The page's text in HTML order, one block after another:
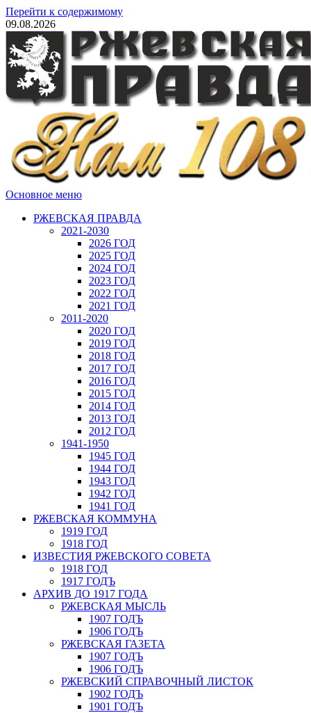
Перейти к содержимому
09.08.2026
Основное меню
РЖЕВСКАЯ ПРАВДА
2021-2030
2026 ГОД
2025 ГОД
2024 ГОД
2023 ГОД
2022 ГОД
2021 ГОД
2011-2020
2020 ГОД
2019 ГОД
2018 ГОД
2017 ГОД
2016 ГОД
2015 ГОД
2014 ГОД
2013 ГОД
2012 ГОД
1941-1950
1945 ГОД
1944 ГОД
1943 ГОД
1942 ГОД
1941 ГОД
РЖЕВСКАЯ КОММУНА
1919 ГОД
1918 ГОД
ИЗВЕСТИЯ РЖЕВСКОГО СОВЕТА
1918 ГОД
1917 ГОДЪ
АРХИВ ДО 1917 ГОДА
РЖЕВСКАЯ МЫСЛЬ
1907 ГОДЪ
1906 ГОДЪ
РЖЕВСКАЯ ГАЗЕТА
1907 ГОДЪ
1906 ГОДЪ
РЖЕВСКИЙ СПРАВОЧНЫЙ ЛИСТОК
1902 ГОДЪ
1901 ГОДЪ